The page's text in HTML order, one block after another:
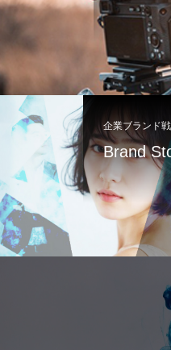
企業ブランド
Brand